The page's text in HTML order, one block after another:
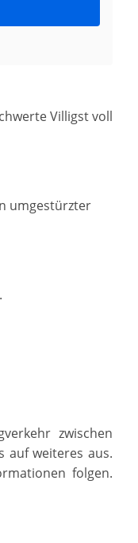
Villigst voll
umgestürzter
zwischen
auf weiteres aus.
folgen.